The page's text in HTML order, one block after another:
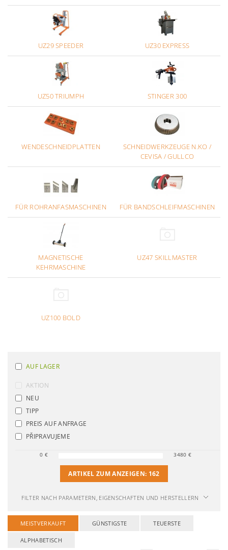
UZ29 SPEEDER UZ30 EXPRESS
UZ50 TRIUMPH STINGER 300
WENDESCHNEIDPLATTEN
SCHNEIDWERKZEUGE N.KO /
CEVISA / GULLCO
FÜR ROHRANFASMASCHINEN FÜR BANDSCHLEIFMASCHINEN
MAGNETISCHE
KEHRMASCHINE
UZ47 SKILLMASTER
UZ100 BOLD
AUF LAGER
AKTION
NEU
TIPP
PREIS AUF ANFRAGE
PŘIPRAVUJEME
0 € 3480 €
ARTIKEL ZUM ANZEIGEN: 162
FILTER NACH PARAMETERN, EIGENSCHAFTEN UND HERSTELLERN
MEISTVERKAUFT GÜNSTIGSTE TEUERSTE
ALPHABETISCH